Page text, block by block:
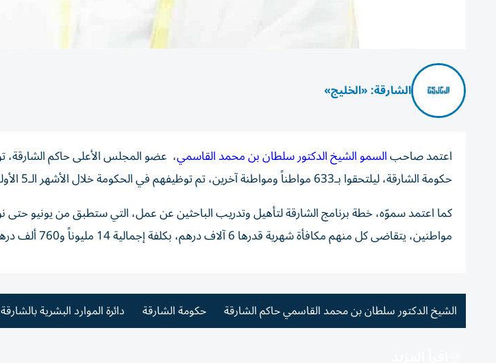
الشارقة: «الخليج»
اعتمد صاحبالسمو الشيخ الدكتور سلطان بن محمد القاسمي
حكومة الشارقة، ليلتحقوا بـ633 مواطناً ومواطنة آخرين، تم توظيفهم في الحكومة خلال الأشهر الـ5 الأولى من عام 2026.
مواطنين، يتقاضى كل منهم مكافأة شهرية قدرها 6 آلاف درهم، بكلفة إجمالية 14 مليوناً و760 ألف درهم.
الشيخ الدكتور سلطان بن محمد القاسمي حاكم الشارقة حكومة الشارقة دائرة الموارد البشرية بالشارقة